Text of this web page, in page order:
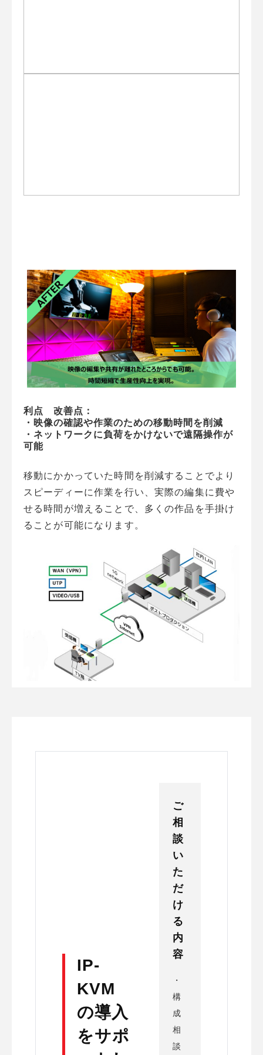
利点　改善点：
・映像の確認や作業のための移動時間を削減
・ネットワークに負荷をかけないで遠隔操作が
可能
移動にかかっていた時間を削減することでより
スピーディーに作業を行い、実際の編集に費や
せる時間が増えることで、多くの作品を手掛け
ることが可能になります。
IP-
KVM
の導入
をサポ
ご
相
談
い
た
だ
け
る
内
容
・
構
成
相
談